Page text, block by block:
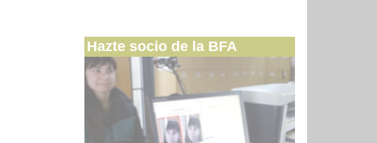
Hazte socio de la BFA